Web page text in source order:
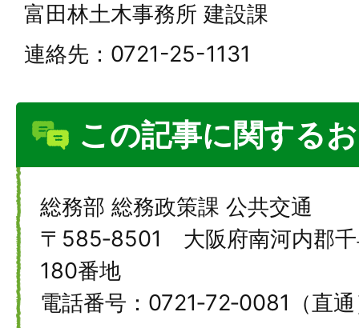
富田林土木事務所 建設課
連絡先：0721-25-1131
この記事に関する
総務部 総務政策課 公共交通
〒585‐8501 大阪府南河内郡千
180番地
電話番号：0721‐72‐0081（直